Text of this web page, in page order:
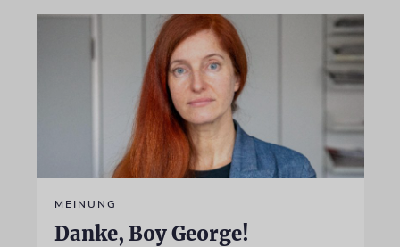
MEINUNG
Danke, Boy George!